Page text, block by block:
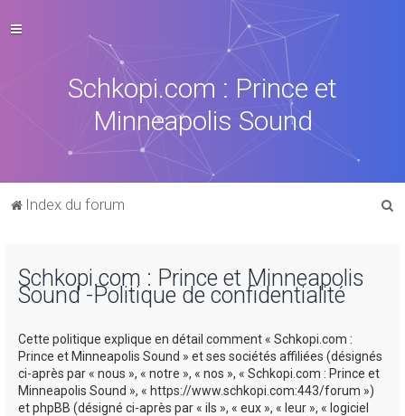
Schkopi.com : Prince et
Minneapolis Sound
Index du forum
Schkopi.com : Prince et Minneapolis
Sound -Politique de confidentialité
Cette politique explique en détail comment « Schkopi.com :
Prince et Minneapolis Sound » et ses sociétés affiliées (désignés
ci-après par « nous », « notre », « nos », « Schkopi.com : Prince et
Minneapolis Sound », « https://www.schkopi.com:443/forum »)
et phpBB (désigné ci-après par « ils », « eux », « leur », « logiciel